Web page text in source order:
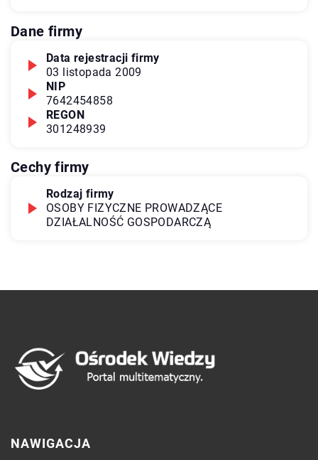
Dane firmy
Data rejestracji firmy
03 listopada 2009
NIP
7642454858
REGON
301248939
Cechy firmy
Rodzaj firmy
OSOBY FIZYCZNE PROWADZĄCE
DZIAŁALNOŚĆ GOSPODARCZĄ
NAWIGACJA